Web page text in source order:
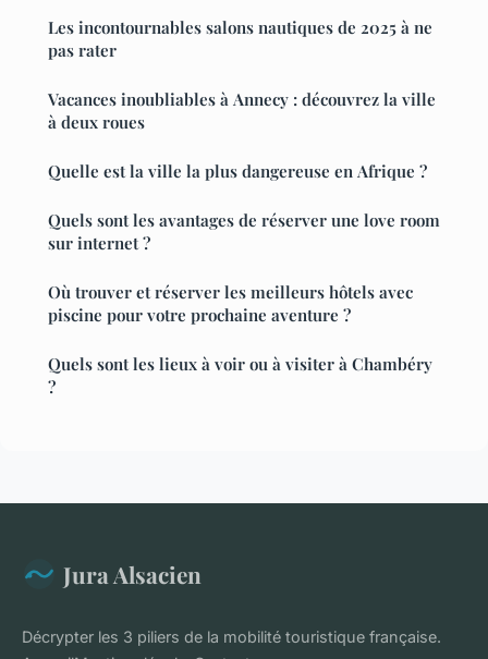
Les incontournables salons nautiques de 2025 à ne
pas rater
Vacances inoubliables à Annecy : découvrez la ville
à deux roues
Quelle est la ville la plus dangereuse en Afrique ?
Quels sont les avantages de réserver une love room
sur internet ?
Où trouver et réserver les meilleurs hôtels avec
piscine pour votre prochaine aventure ?
Quels sont les lieux à voir ou à visiter à Chambéry
?
Jura Alsacien
Décrypter les 3 piliers de la mobilité touristique française.